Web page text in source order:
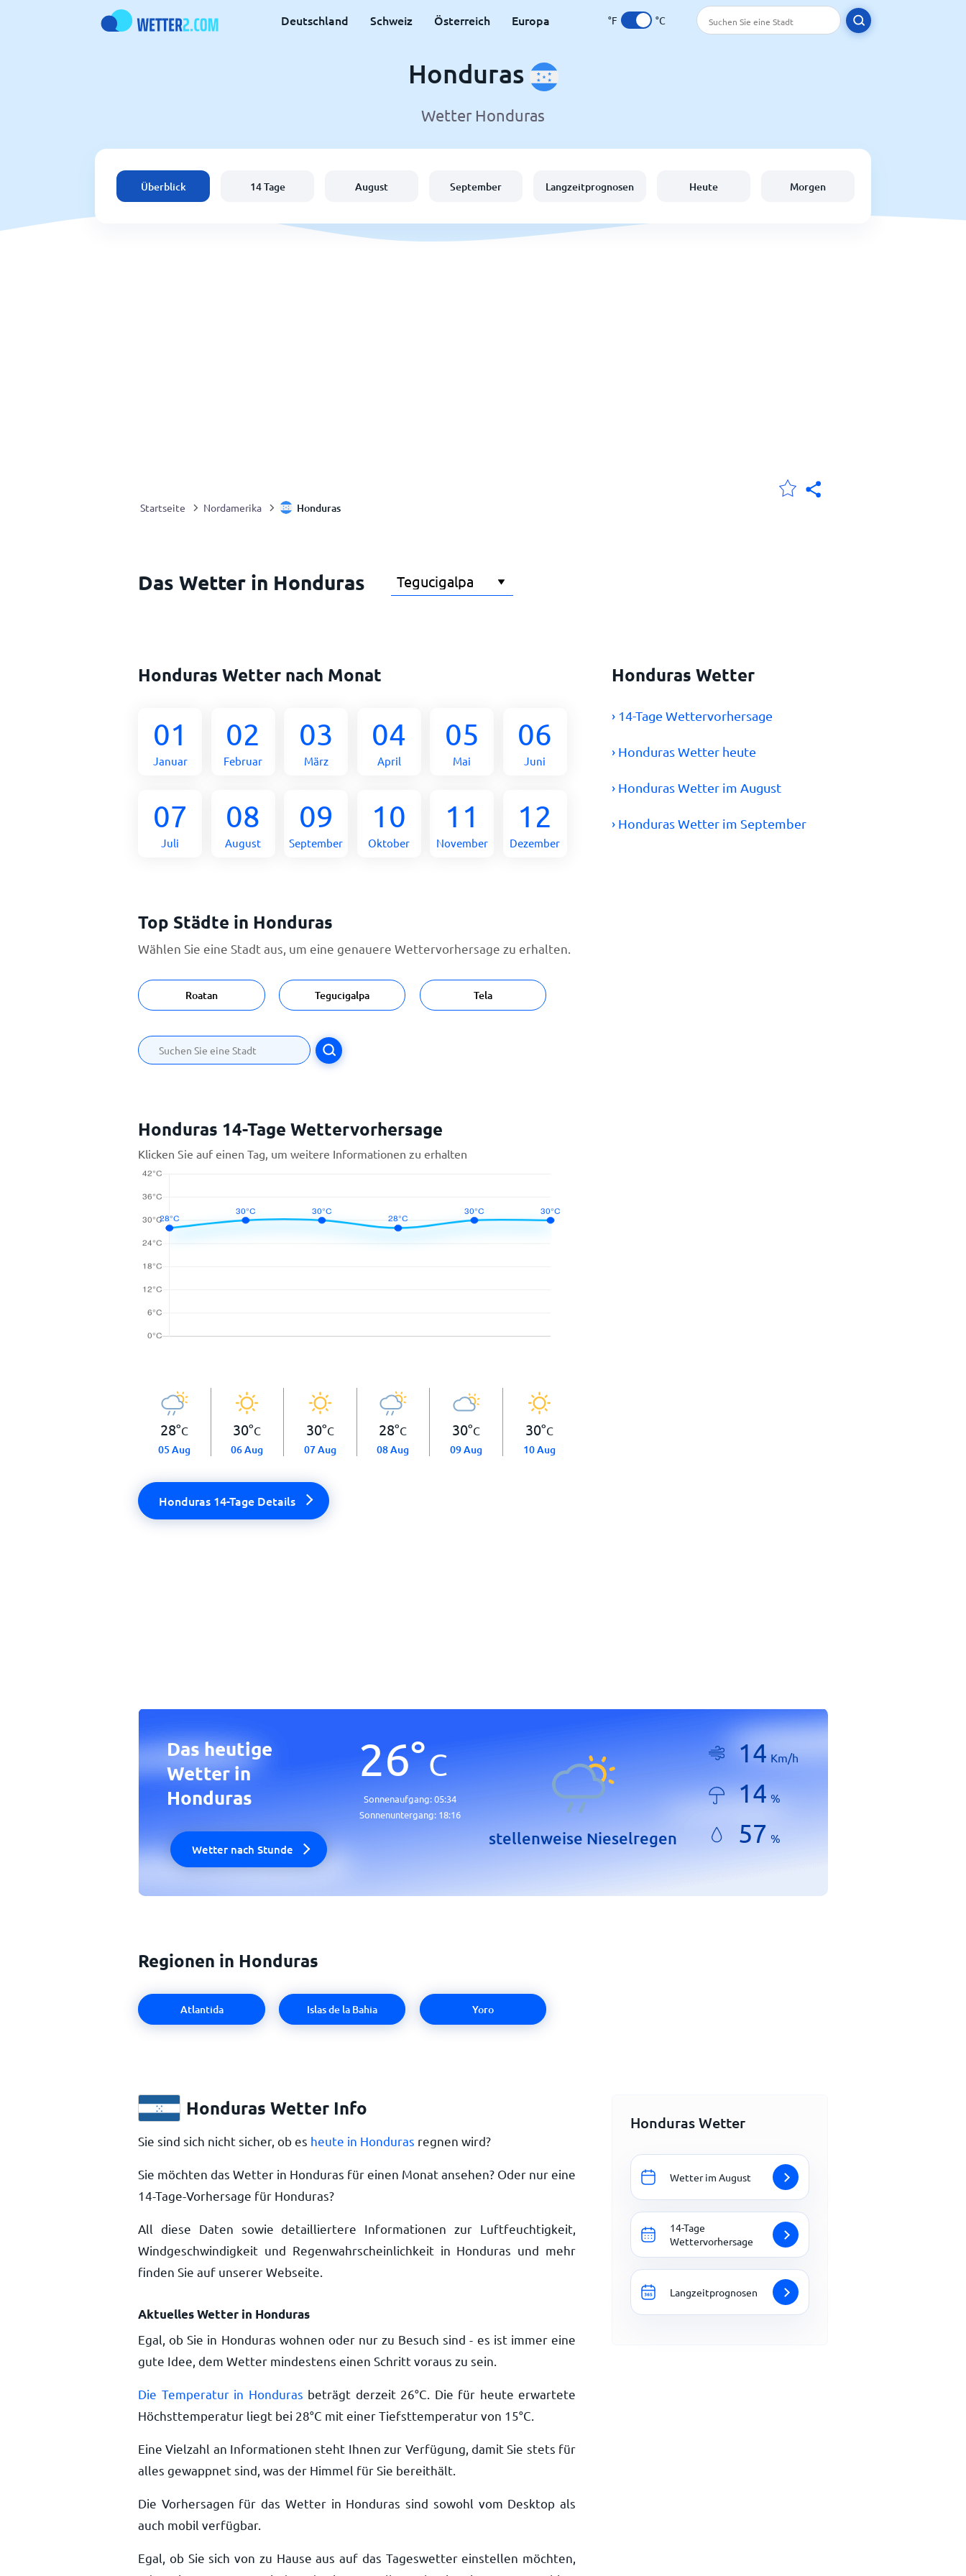
Deutschland Schweiz Österreich Europa °F °C
Honduras
Wetter Honduras
Überblick 14 Tage August September Langzeitprognosen Heute Morgen
Startseite Nordamerika Honduras
Das Wetter in Honduras
Honduras Wetter nach Monat
01
Januar
02
Februar
03
März
04
April
05
Mai
06
Juni
07
Juli
08
August
09
September
10
Oktober
11
November
12
Dezember
Honduras Wetter
› 14-Tage Wettervorhersage
› Honduras Wetter heute
› Honduras Wetter im August
› Honduras Wetter im September
Top Städte in Honduras
Wählen Sie eine Stadt aus, um eine genauere Wettervorhersage zu erhalten.
Roatan Tegucigalpa Tela
Honduras 14-Tage Wettervorhersage
Klicken Sie auf einen Tag, um weitere Informationen zu erhalten
28°C
05 Aug
30°C
06 Aug
30°C
07 Aug
28°C
08 Aug
30°C
09 Aug
30°C
10 Aug
Honduras 14-Tage Details
Das heutige
Wetter in
Honduras
Wetter nach Stunde
26°C
Sonnenaufgang:05:34
Sonnenuntergang: 18:16
stellenweise Nieselregen
14 Km/h
14 %
57 %
Regionen in Honduras
Atlantida Islas de la Bahia Yoro
Honduras Wetter Info
Sie sind sich nicht sicher, ob es heute in Honduras regnen wird?
Sie möchten das Wetter in Honduras für einen Monat ansehen? Oder nur eine
14-Tage-Vorhersage für Honduras?
All diese Daten sowie detailliertere Informationen zur Luftfeuchtigkeit,
Windgeschwindigkeit und Regenwahrscheinlichkeit in Honduras und mehr
finden Sie auf unserer Webseite.
Aktuelles Wetter in Honduras
Egal, ob Sie in Honduras wohnen oder nur zu Besuch sind - es ist immer eine
gute Idee, dem Wetter mindestens einen Schritt voraus zu sein.
Die Temperatur in Honduras beträgt derzeit 26°C . Die für heute erwartete
Höchsttemperatur liegt bei 28°C mit einer Tiefsttemperatur von 15°C
Eine Vielzahl an Informationen steht Ihnen zur Verfügung, damit Sie stets für
alles gewappnet sind, was der Himmel für Sie bereithält.
Die Vorhersagen für das Wetter in Honduras sind sowohl vom Desktop als
auch mobil verfügbar.
Egal, ob Sie sich von zu Hause aus auf das Tageswetter einstellen möchten,
Honduras Wetter
Wetter im August
14-Tage
Wettervorhersage
Langzeitprognosen